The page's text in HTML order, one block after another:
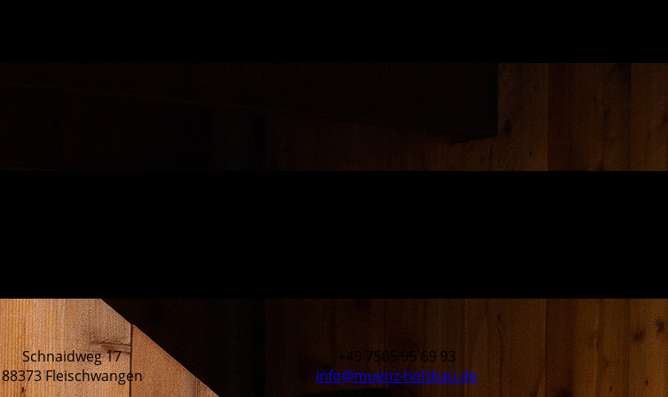
Schnaidweg 17
88373 Fleischwangen
+49 7505 95 69 93
info@muenz-holzbau.de